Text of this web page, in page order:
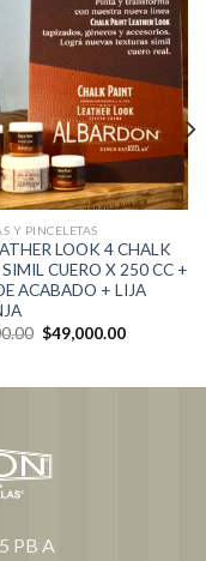
Y PINCELETAS
LOOK 4 CHALK
CUERO X 250 CC +
ACABADO + LIJA
El
precio
$49,000.00El
PB A